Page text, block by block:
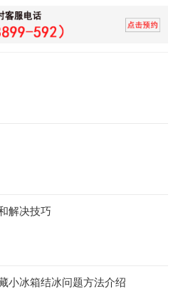
解决技巧
小冰箱结冰问题方法介绍